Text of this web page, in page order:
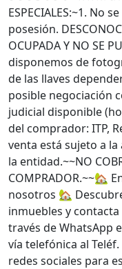
ESPECIALES:~1. No
posesión.
OCUPADA Y NO SE
disponemos de
de las llaves
posible negociación
judicial disponible
del comprador: ITP,
venta está sujeto a
la entidad.~~NO
COMPRADOR.~~🏡
nosotros 🏡
inmuebles y
través de WhatsApp
vía telefónica al
redes sociales para